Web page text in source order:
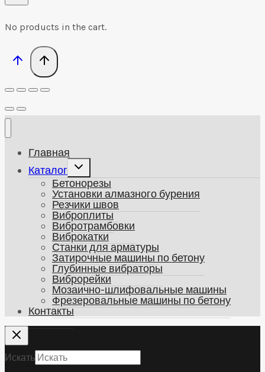
No products in the cart.
Главная
Каталог
Развернуть
дочернее
меню
Бетонорезы
Установки алмазного бурения
Резчики швов
Виброплиты
Вибротрамбовки
Виброкатки
Станки для арматуры
Затирочные машины по бетону
Глубинные вибраторы
Виброрейки
Мозаично-шлифовальные машины
Фрезеровальные машины по бетону
Контакты
Искать